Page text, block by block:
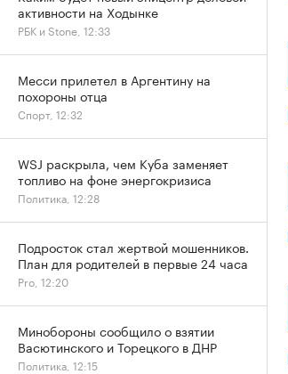
активности на Ходынке
РБК и Stone, 12:33
Месси прилетел в Аргентину на
похороны отца
Спорт, 12:32
WSJ раскрыла, чем Куба заменяет
топливо на фоне энергокризиса
Политика, 12:28
Подросток стал жертвой мошенников.
План для родителей в первые 24 часа
Pro, 12:20
Минобороны сообщило о взятии
Васютинского и Торецкого в ДНР
Политика, 12:15